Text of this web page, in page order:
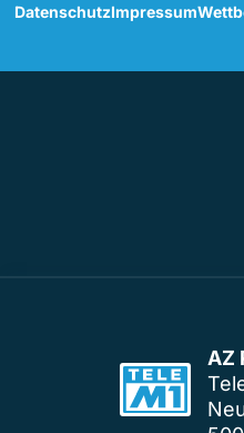
DatenschutzImpressum
AZ